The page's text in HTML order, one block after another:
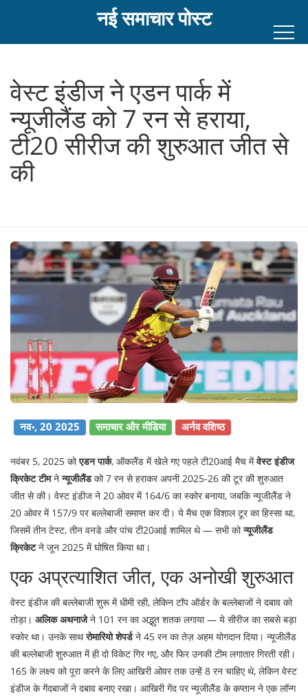
नई समाचार पोस्ट
वेस्ट इंडीज ने एडन पार्क में
न्यूजीलैंड को 7 रन से हराया,
टी20 सीरीज की शुरुआत जीत से
की
नव॰, 20 2025 समाचार और मीडिया अर्नव वशिष्ठ
नवंबर 5, 2025 कोएडन पार्क, ऑकलैंड में खेले गए पहले टी20आई मैच मेंवेस्ट इंडीज
क्रिकेट टीमनेन्यूजीलैंडको 7 रन से हराकर अपनी 2025-26 की टूर की शुरुआत
जीत से की। वेस्ट इंडीज ने 20 ओवर में 164/6 का स्कोर बनाया, जबकि न्यूजीलैंड ने
20 ओवर में 157/9 पर बल्लेबाजी समाप्त कर दी। ये मैच एक विशाल टूर का हिस्सा था,
जिसमें तीन टेस्ट, तीन वनडे और पांच टी20आई शामिल थे — सभी कोन्यूजीलैंड
क्रिकेटने जून 2025 में घोषित किया था।
एक अप्रत्याशित जीत, एक अनोखी शुरुआत
वेस्ट इंडीज की बल्लेबाजी शुरू में धीमी रही, लेकिन टॉप ऑर्डर के बल्लेबाजों ने दबाव को
तोड़ा। अलिक अथनाजेने 101 रन का अद्भुत शतक लगाया — ये सीरीज का सबसे बड़ा
स्कोर था। उनके साथरोमारियो शेपर्डने 45 रन का तेज़ अहम योगदान दिया। न्यूजीलैंड
की बल्लेबाजी शुरुआत में ही दो विकेट गिर गए, और फिर उनकी टीम लगातार गिरती रही।
165 के लक्ष्य को पूरा करने के लिए आखिरी ओवर तक उन्हें 8 रन चाहिए थे, लेकिन वेस्ट
इंडीज के गेंदबाजों ने दबाव बनाए रखा। आखिरी गेंद पर न्यूजीलैंड के कप्तान ने एक लॉन्ग